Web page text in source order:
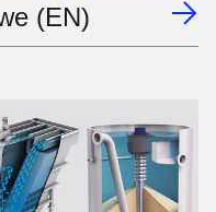
(EN)